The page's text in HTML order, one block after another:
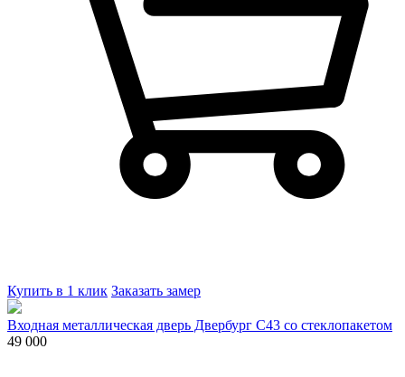
Купить в 1 клик Заказать замер
Входная металлическая дверь Двербург С43 со стеклопакетом
49 000